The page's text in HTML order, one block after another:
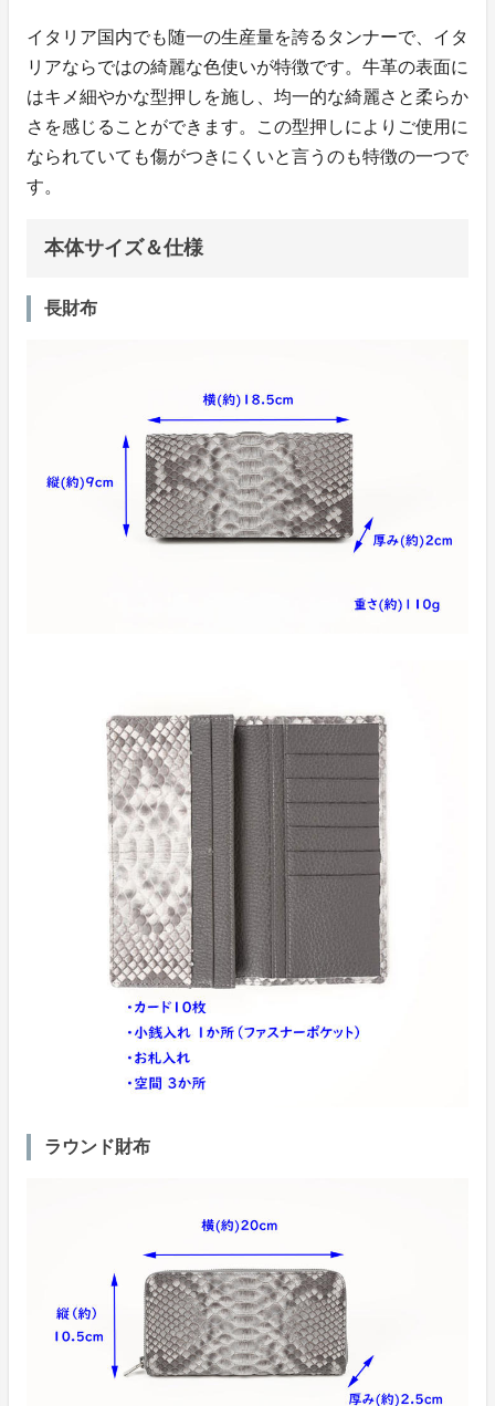
イタリア国内でも随一の生産量を誇るタンナーで、イタ
リアならではの綺麗な色使いが特徴です。牛革の表面に
はキメ細やかな型押しを施し、均一的な綺麗さと柔らか
さを感じることができます。この型押しによりご使用に
なられていても傷がつきにくいと言うのも特徴の一つで
す。
本体サイズ＆仕様
長財布
ラウンド財布